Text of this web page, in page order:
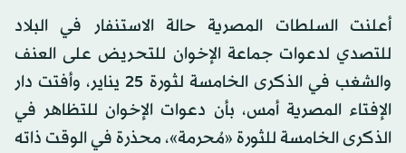
أعلنت السلطات المصرية حالة الاستنفار في البلاد
للتصدي لدعوات جماعة الإخوان للتحريض على العنف
والشغب في الذكرى الخامسة لثورة 25 يناير، وأفتت دار
الإفتاء المصرية أمس، بأن دعوات الإخوان للتظاهر في
الذكرى الخامسة للثورة «مُحرمة»، محذرة في الوقت ذاته